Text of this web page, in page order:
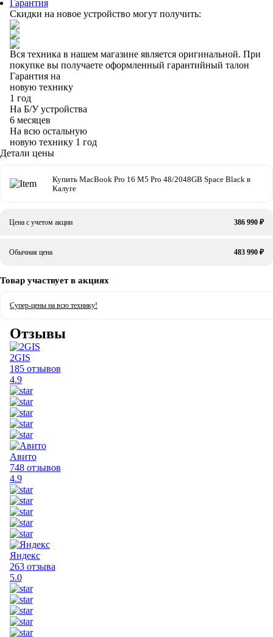
Гарантия
Скидки на новое устройство могут получить:
Вся техника в нашем магазине является оригинальной. При
покупке вы получаете оформленный гарантийный талон
Гарантия на
новую технику
1 год
На Б/У устройства
6 месяцев
На всю остальную
новую технику 1 год
Детали цены
Купить MacBook Pro 16 M5 Pro 48/2048GB Space Black в
Калуге
Цена с учетом акции 386 990 ₽
Обычная цена 483 990 ₽
Товар участвует в акциях
Супер-цены на всю технику!
Отзывы
2GIS
185 отзывов
4.9
Авито
748 отзывов
4.9
Яндекс
263 отзыва
5.0